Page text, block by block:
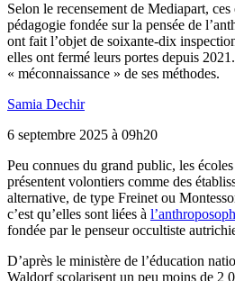
Selon le recensement de Mediapart,
pédagogie fondée sur la pensée de
ont fait l’objet de soixante-dix
elles ont fermé leurs portes depuis
« méconnaissance » de ses méthodes.
Samia Dechir
6 septembre 2025 à 09h20
Peu connues du grand public, les
présentent volontiers comme des
alternative, de type Freinet ou
c’est qu’elles sont liées à
fondée par le penseur occultiste
D’après le ministère de l’éducation
Waldorf scolarisent un peu moins de 2